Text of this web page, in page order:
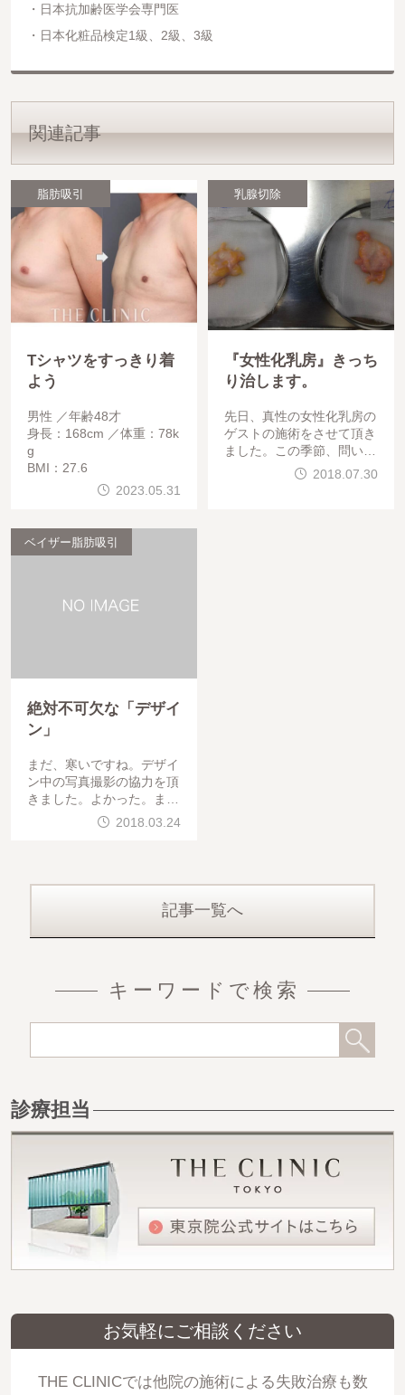
日本抗加齢医学会専門医
日本化粧品検定1級、2級、3級
関連記事
脂肪吸引
Tシャツをすっきり着
よう
男性
年齢48才
身長：168cm
体重：78k
g
BMI：27.6
2023.05.31
乳腺切除
『女性化乳房』きっち
り治します。
先日、真性の女性化乳房の
ゲストの施術をさせて頂き
ました。この季節、問い合
わせが多いです。ゲストは
2018.07.30
ベイザー脂肪吸引
絶対不可欠な「デザイ
ン」
まだ、寒いですね。デザイ
ン中の写真撮影の協力を頂
きました。よかった。まず
、朝に、来院していただき
ます。その後、まず、「デ
2018.03.24
記事一覧へ
キーワードで検索
診療担当
お気軽にご相談ください
THE CLINICでは他院の施術による失敗治療も数